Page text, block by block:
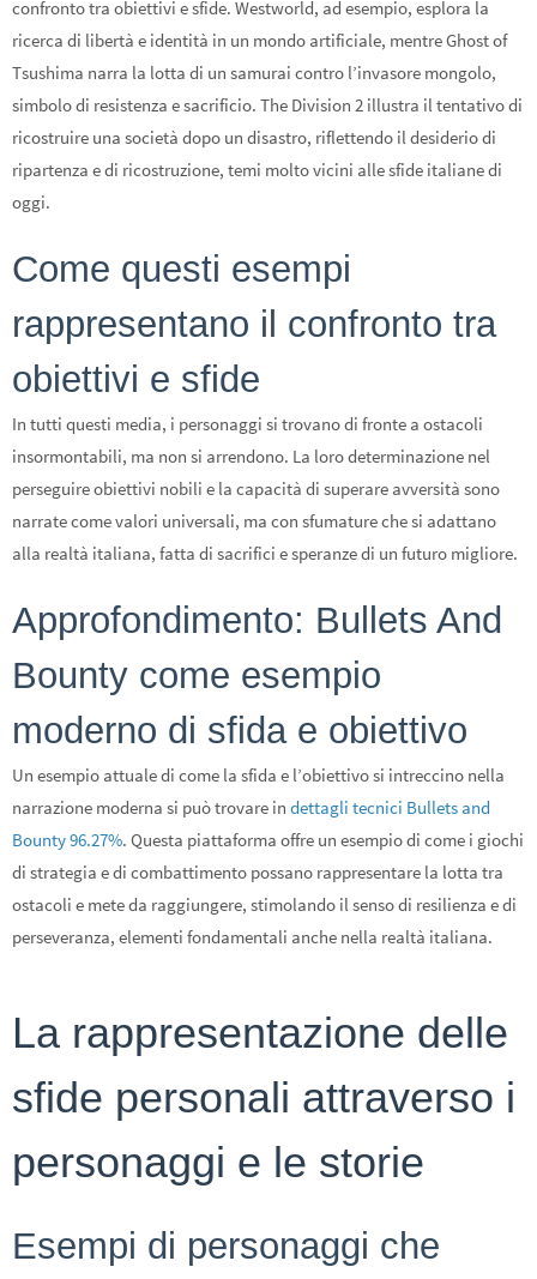
confronto tra obiettivi e sfide. Westworld, ad esempio, esplora la
ricerca di libertà e identità in un mondo artificiale, mentre Ghost of
Tsushima narra la lotta di un samurai contro l’invasore mongolo,
simbolo di resistenza e sacrificio. The Division 2 illustra il tentativo di
ricostruire una società dopo un disastro, riflettendo il desiderio di
ripartenza e di ricostruzione, temi molto vicini alle sfide italiane di
oggi.
Come questi esempi
rappresentano il confronto tra
obiettivi e sfide
In tutti questi media, i personaggi si trovano di fronte a ostacoli
insormontabili, ma non si arrendono. La loro determinazione nel
perseguire obiettivi nobili e la capacità di superare avversità sono
narrate come valori universali, ma con sfumature che si adattano
alla realtà italiana, fatta di sacrifici e speranze di un futuro migliore.
Approfondimento: Bullets And
Bounty come esempio
moderno di sfida e obiettivo
Un esempio attuale di come la sfida e l’obiettivo si intreccino nella
narrazione moderna si può trovare in dettagli tecnici Bullets and
Bounty 96.27%. Questa piattaforma offre un esempio di come i giochi
di strategia e di combattimento possano rappresentare la lotta tra
ostacoli e mete da raggiungere, stimolando il senso di resilienza e di
perseveranza, elementi fondamentali anche nella realtà italiana.
La rappresentazione delle
sfide personali attraverso i
personaggi e le storie
Esempi di personaggi che